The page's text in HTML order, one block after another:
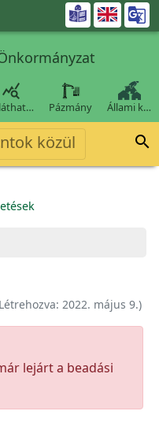


Pázmány Állami k…
közül 
2022. május 9.)
lejárt a beadási